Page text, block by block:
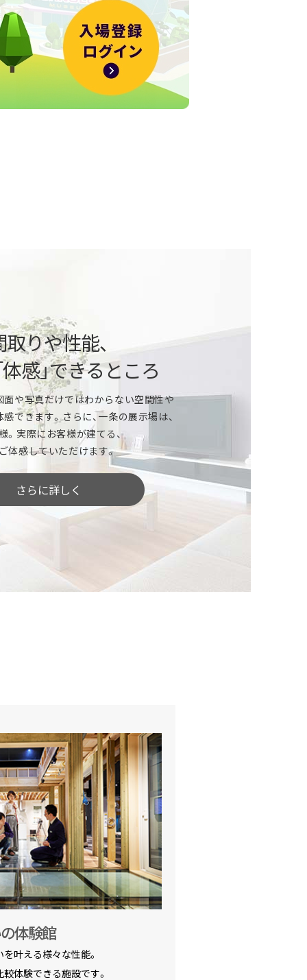
住宅ローンなどの資金計画まで、
たします。
という方
は？家づくりの資金計画は？
家づくりをはじめる上で気になることは
たい」という方
な土地がいいのでしょう？
りや性能、
感」できるところ
面や写真だけではわからない空間性や
できます。さらに、一条の展示場は、
。実際にお客様が建てる、
体感していただけます。
さらに詳しく
体験館
叶える様々な性能。
体験できる施設です。